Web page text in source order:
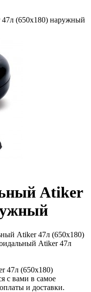
(650х180) наружный
Atiker
Atiker 47л (650х180)
Atiker 47л
47л (650х180)
с вами в самое
и доставки.